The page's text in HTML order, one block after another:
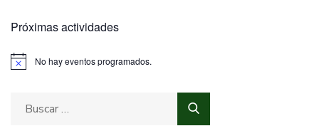
Próximas actividades
No hay eventos programados.